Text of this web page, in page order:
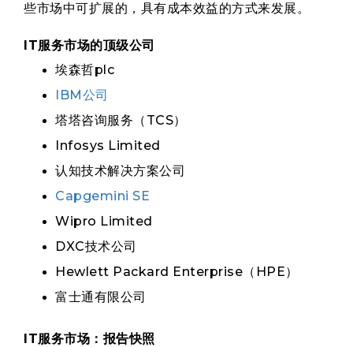
些市场中可扩展的，具有成本效益的方式来发展。
IT服务市场的顶级公司
埃森哲plc
IBM公司
塔塔咨询服务（TCS）
Infosys Limited
认知技术解决方案公司
Capgemini SE
Wipro Limited
DXC技术公司
Hewlett Packard Enterprise（HPE）
富士通有限公司
IT服务市场：报告快照